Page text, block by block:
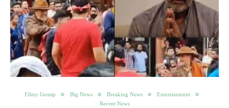
Filmy Gossip Big News Breaking News
Entertainment
Recent News